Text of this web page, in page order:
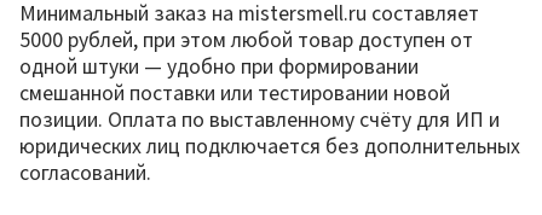
Минимальный заказ на mistersmell.ru составляет
5000 рублей, при этом любой товар доступен от
одной штуки — удобно при формировании
смешанной поставки или тестировании новой
позиции. Оплата по выставленному счёту для ИП и
юридических лиц подключается без дополнительных
согласований.